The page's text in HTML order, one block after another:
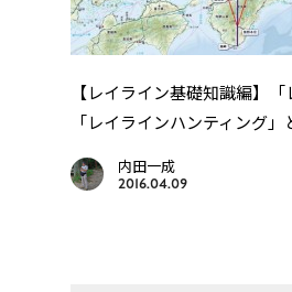
【レイライン基礎知識編】「
「レイラインハンティング」
内田一成
2016.04.09